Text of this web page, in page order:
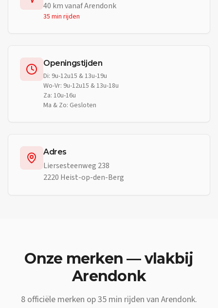
40 km vanafArendonk
35 min rijden
Openingstijden
Di: 9u-12u15 & 13u-19u
Wo-Vr: 9u-12u15 & 13u-18u
Za: 10u-16u
Ma & Zo: Gesloten
Adres
Liersesteenweg 238
2220 Heist-op-den-Berg
Onze merken — vlakbij
Arendonk
8 officiële merken op35 min rijden van Arendonk.